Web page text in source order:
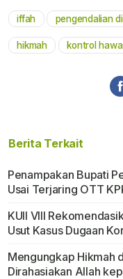
iffah pengendalian
hikmah kontrol
Berita Terkait
Penampakan Bupati
Usai Terjaring OTT
KUII VIII
Usut Kasus Dugaan
Mengungkap Hikmah
Dirahasiakan Allah